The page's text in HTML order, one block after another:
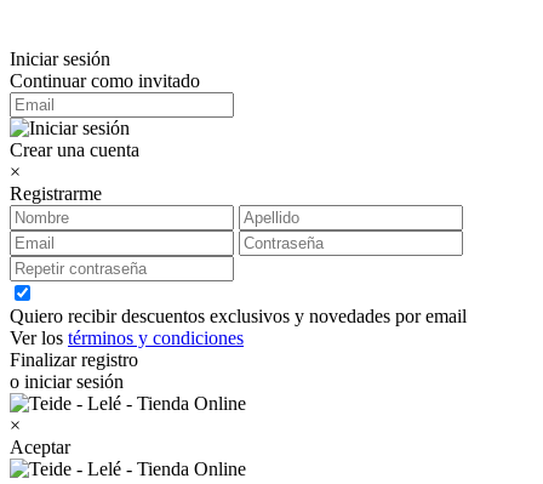
Iniciar sesión
Continuar como invitado
Crear una cuenta
×
Registrarme
Quiero recibir descuentos exclusivos y novedades por email
Ver los términos y condiciones
Finalizar registro
o iniciar sesión
×
Aceptar